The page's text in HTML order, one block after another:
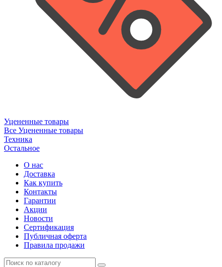
Уцененные товары
Все Уцененные товары
Техника
Остальное
О нас
Доставка
Как купить
Контакты
Гарантии
Акции
Новости
Cертификация
Публичная оферта
Правила продажи